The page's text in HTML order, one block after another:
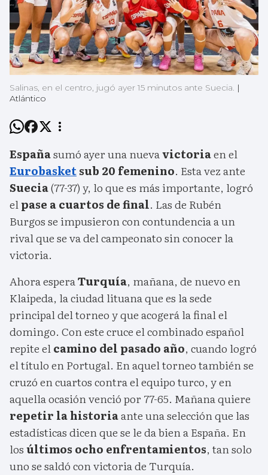
Salinas, en el centro, jugó ayer 15 minutos ante Suecia. |
Atlántico
Españasumó ayer una nuevavictoriaen el
Eurobasketsub 20 femenino. Esta vez ante
Suecia(77-37) y, lo que es más importante, logró
elpase a cuartos de final. Las de Rubén
Burgos se impusieron con contundencia a un
rival que se va del campeonato sin conocer la
victoria.
Ahora esperaTurquía, mañana, de nuevo en
Klaipeda, la ciudad lituana que es la sede
principal del torneo y que acogerá la final el
domingo. Con este cruce el combinado español
repite elcamino del pasado año, cuando logró
el título en Portugal. En aquel torneo también se
cruzó en cuartos contra el equipo turco, y en
aquella ocasión venció por 77-65. Mañana quiere
repetir la historiaante una selección que las
estadísticas dicen que se le da bien a España. En
losúltimos ocho enfrentamientos, tan solo
uno se saldó con victoria de Turquía.